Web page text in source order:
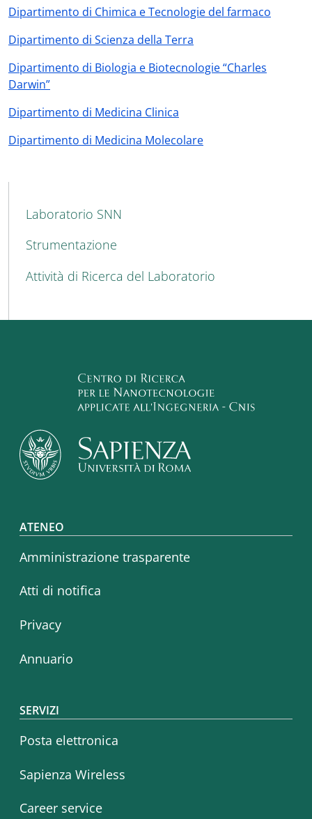
Dipartimento di Chimica e Tecnologie del farmaco
Dipartimento di Scienza della Terra
Dipartimento di Biologia e Biotecnologie “Charles
Darwin”
Dipartimento di Medicina Clinica
Dipartimento di Medicina Molecolare
MAIN NAVIGATION
Laboratorio SNN
Strumentazione
Attività di Ricerca del Laboratorio
Footer menu
ATENEO
Amministrazione trasparente
Atti di notifica
Privacy
Annuario
SERVIZI
Posta elettronica
Sapienza Wireless
Career service